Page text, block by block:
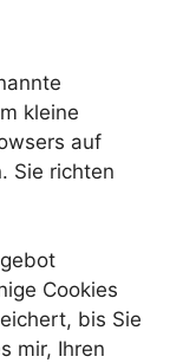
kleine
auf
Sie richten
Cookies
bis Sie
mir, Ihren